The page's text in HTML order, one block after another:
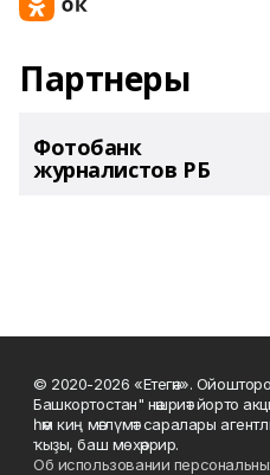
Партнеры
Фотобанк
журналистов РБ
© 2020-2026 «Етегән».
Башкортостан" нәшриәт йорто
һәм киң мәғлүмәт саралары
ҡыҙы, баш мөхәррир.
Об использовании